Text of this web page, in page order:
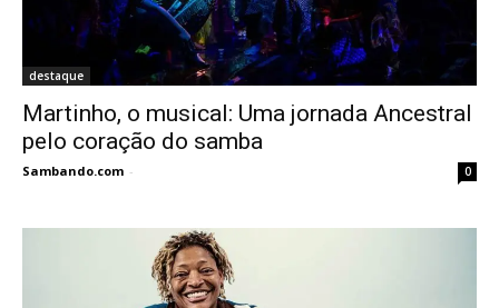
destaque
Martinho, o musical: Uma jornada Ancestral
pelo coração do samba
Sambando.com - 0